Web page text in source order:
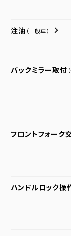
注油 （一般車）
バックミラー取付
フロントフォーク
ハンドルロック操